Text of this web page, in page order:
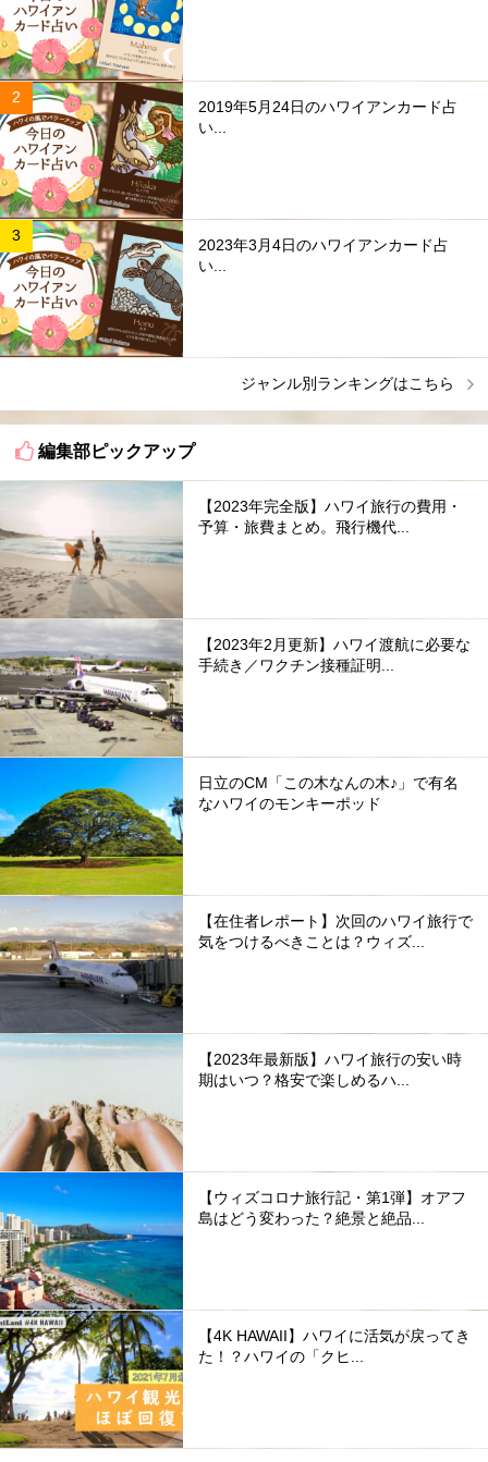
2019年5月24日のハワイアンカード占
い...
2023年3月4日のハワイアンカード占
い...
ジャンル別ランキングはこちら
編集部ピックアップ
【2023年完全版】ハワイ旅行の費用・
予算・旅費まとめ。飛行機代...
【2023年2月更新】ハワイ渡航に必要な
手続き／ワクチン接種証明...
日立のCM「この木なんの木♪」で有名
なハワイのモンキーポッド
【在住者レポート】次回のハワイ旅行で
気をつけるべきことは？ウィズ...
【2023年最新版】ハワイ旅行の安い時
期はいつ？格安で楽しめるハ...
【ウィズコロナ旅行記・第1弾】オアフ
島はどう変わった？絶景と絶品...
【4K HAWAII】ハワイに活気が戻ってき
た！？ハワイの「クヒ...